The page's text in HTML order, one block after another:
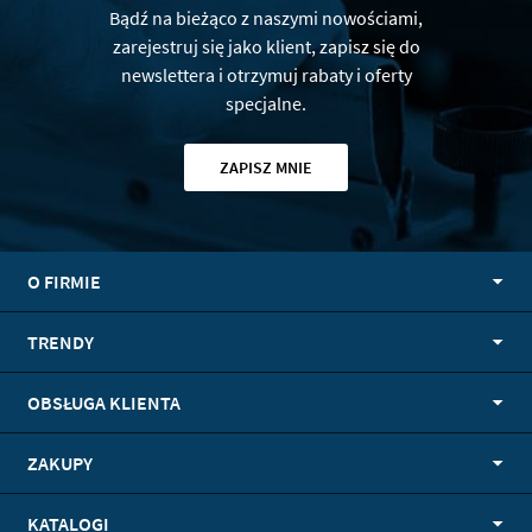
Bądź na bieżąco z naszymi nowościami,
zarejestruj się jako klient, zapisz się do
newslettera i otrzymuj rabaty i oferty
specjalne.
ZAPISZ MNIE
O FIRMIE
TRENDY
OBSŁUGA KLIENTA
ZAKUPY
KATALOGI